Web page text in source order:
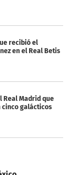
recibió el
en el Real Betis
Real Madrid que
galácticos